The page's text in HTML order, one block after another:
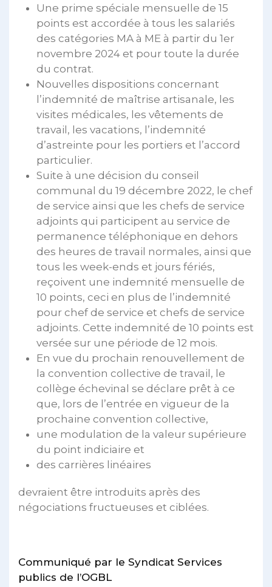
Une prime spéciale mensuelle de 15
points est accordée à tous les salariés
des catégories MA à ME à partir du 1er
novembre 2024 et pour toute la durée
du contrat.
Nouvelles dispositions concernant
l’indemnité de maîtrise artisanale, les
visites médicales, les vêtements de
travail, les vacations, l’indemnité
d’astreinte pour les portiers et l’accord
particulier.
Suite à une décision du conseil
communal du 19 décembre 2022, le chef
de service ainsi que les chefs de service
adjoints qui participent au service de
permanence téléphonique en dehors
des heures de travail normales, ainsi que
tous les week-ends et jours fériés,
reçoivent une indemnité mensuelle de
10 points, ceci en plus de l’indemnité
pour chef de service et chefs de service
adjoints. Cette indemnité de 10 points est
versée sur une période de 12 mois.
En vue du prochain renouvellement de
la convention collective de travail, le
collège échevinal se déclare prêt à ce
que, lors de l’entrée en vigueur de la
prochaine convention collective,
une modulation de la valeur supérieure
du point indiciaire et
des carrières linéaires
devraient être introduits après des
négociations fructueuses et ciblées.
Communiqué par le Syndicat Services
publics de l’OGBL